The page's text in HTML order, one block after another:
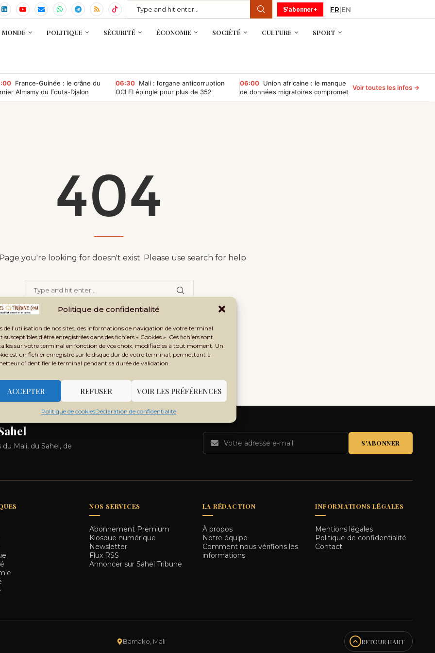
Politique de confidentialité
de l’utilisation de nos sites, des informations de navigation de votre terminal
susceptibles d’être enregistrées dans des fichiers « Cookies ». Ces fichiers sont
sur votre terminal en fonction de vos choix, modifiables à tout moment. Un
est un fichier enregistré sur le disque dur de votre terminal, permettant à
d’identifier le terminal pendant sa durée de validation.
ACCEPTER REFUSER VOIR LES PRÉFÉRENCES
Politique de cookiesDéclaration de confidentialité
S'abonner+ FR|EN
MONDE POLITIQUE SÉCURITÉ ÉCONOMIE SOCIÉTÉ CULTURE SPORT
France-Guinée : le crâne du
Almamy du Fouta-Djalon
06:30 Mali : l’organe anticorruption
OCLEI épinglé pour plus de 352
06:00 Union africaine : le manque
de données migratoires compromet
Voir toutes les infos →
you're looking for doesn't exist. Please use search for help
BACK TO HOME PAGE
Mali, du Sahel, de
S'ABONNER
NOS SERVICES
Abonnement Premium
Kiosque numérique
Newsletter
Flux RSS
Annoncer sur Sahel Tribune
LA RÉDACTION
À propos
Notre équipe
Comment nous vérifions les
informations
INFORMATIONS LÉGALES
Mentions légales
Politique de confidentialité
Contact
Bamako, Mali RETOUR HAUT